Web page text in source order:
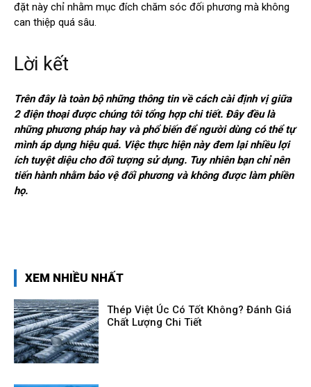
đặt này chỉ nhằm mục đích chăm sóc đối phương mà không
can thiệp quá sâu.
Lời kết
Trên đây là toàn bộ những thông tin về cách cài định vị giữa
2 điện thoại được chúng tôi tổng hợp chi tiết. Đây đều là
những phương pháp hay và phổ biến để người dùng có thể tự
mình áp dụng hiệu quả. Việc thực hiện này đem lại nhiều lợi
ích tuyệt diệu cho đối tượng sử dụng. Tuy nhiên bạn chỉ nên
tiến hành nhằm bảo vệ đối phương và không được làm phiền
họ.
XEM NHIỀU NHẤT
Thép Việt Úc Có Tốt Không? Đánh Giá
Chất Lượng Chi Tiết